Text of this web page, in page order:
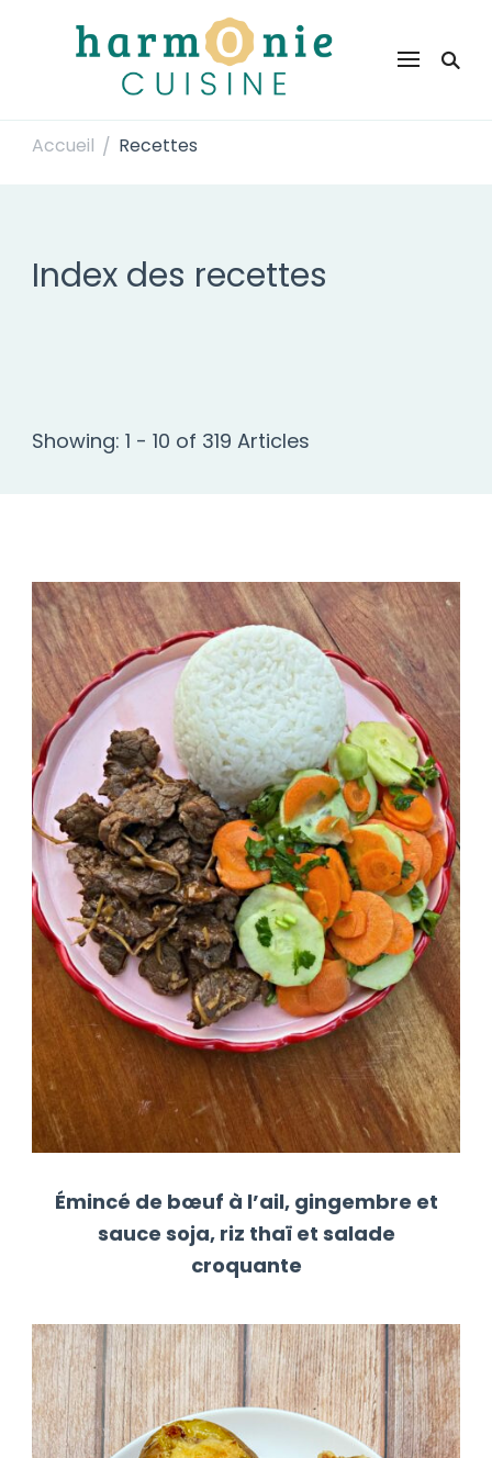
Harmonie Cuisine
Accueil / Recettes
Index des recettes
Showing: 1 - 10 of 319 Articles
Émincé de bœuf à l’ail, gingembre et
sauce soja, riz thaï et salade
croquante